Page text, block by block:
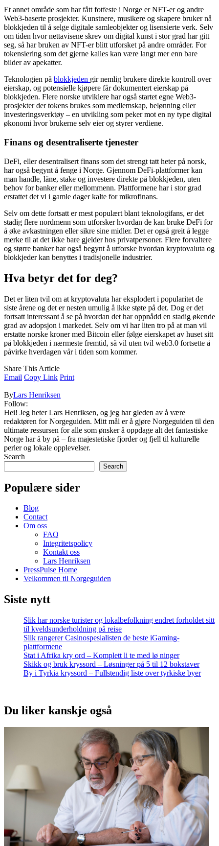
Et annet område som har fått fotfeste i Norge er NFT-er og andre
Web3-baserte prosjekter. Kunstnere, musikere og skapere bruker nå
blokkjeden til å selge digitale samleobjekter og lisensierte verk. Selv
om tiden hvor nettavisene skrev om digital kunst i stor grad har gitt
seg, så har bruken av NFT-er blitt utforsket på andre områder. For
tokensiering som det gjerne kalles kan være langt mer enn bare
bilder av apekatter.
Teknologien på blokkjeden gir nemlig brukere direkte kontroll over
eierskap, og potensielle kjøpere får dokumentert eierskap på
blokkjeden. Flere norske utviklere har også startet egne Web3-
prosjekter der tokens brukes som medlemskap, belønning eller
investeringsverktøy – en utvikling som peker mot en ny type digital
økonomi hvor brukerne selv eier og styrer verdiene.
Finans og desentraliserte tjenester
DeFi, eller desentralisert finans som det strengt tatt heter på norsk,
har også begynt å fenge i Norge. Gjennom DeFi-plattformer kan
man handle, låne, stake og investere direkte på blokkjeden, uten
behov for banker eller mellommenn. Plattformene har i stor grad
erstattet det vi i gamle dager kalte for mikrofinans.
Selv om dette fortsatt er mest populært blant teknologifans, er det
stadig flere nordmenn som utforsker hvordan de kan bruke DeFi for
å øke avkastningen eller sikre sine midler. Det er også greit å legge
merke til at det ikke bare gjelder hos privatpersoner. Flere forvaltere
og større banker har også begynt å utforske hvordan kryptovaluta og
blokkjeder kan benyttes i tradisjonelle industrier.
Hva betyr det for deg?
Det er liten tvil om at kryptovaluta har eksplodert i popularitet de
siste årene og det er nesten umulig å ikke støte på det. Dog er det
fortsatt interessant å se på hvordan det har oppnådd en stadig økende
grad av adopsjon i markedet. Selv om vi har liten tro på at man vil
erstatte norske kroner med Bitcoin eller følge eierskapet av huset sitt
på blokkjeden i nærmeste fremtid, så vil uten tvil web3.0 fortsette å
påvirke hverdagen vår i tiden som kommer.
Share This Article
Email Copy Link Print
ByLars Henriksen
Follow:
Hei! Jeg heter Lars Henriksen, og jeg har gleden av å være
redaktøren for Norgeguiden. Mitt mål er å gjøre Norgeguiden til den
ultimate ressursen for alle som ønsker å oppdage alt det fantastiske
Norge har å by på – fra majestetiske fjorder og fjell til kulturelle
perler og lokale opplevelser.
Search
Search
Populære sider
Blog
Contact
Om oss
FAQ
Integritetspolicy
Kontakt oss
Lars Henriksen
PressPulse Home
Velkommen til Norgeguiden
Siste nytt
Slik har norske turister og lokalbefolkning endret forholdet sitt
til kveldsunderholdning på reise
Slik rangerer Casinospesialisten de beste iGaming-
plattformene
Stat i Afrika kry ord – Komplett li te med lø ninger
Skikk og bruk kryssord – Løsninger på 5 til 12 bokstaver
By i Tyrkia kryssord – Fullstendig liste over tyrkiske byer
Du liker kanskje også